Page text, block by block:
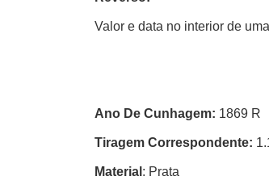
Valor e data no interior de
Ano De Cunhagem: 1869 R
Tiragem Correspondente:
Material : Prata